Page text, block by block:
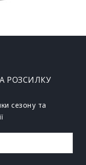
РОЗСИЛКУ
сезону та